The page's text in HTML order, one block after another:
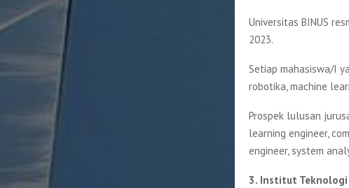
Universitas BINUS
2023.
Setiap mahasiswa/I
robotika, machine
Prospek lulusan
learning engineer,
engineer, system
3. Institut Teknologi